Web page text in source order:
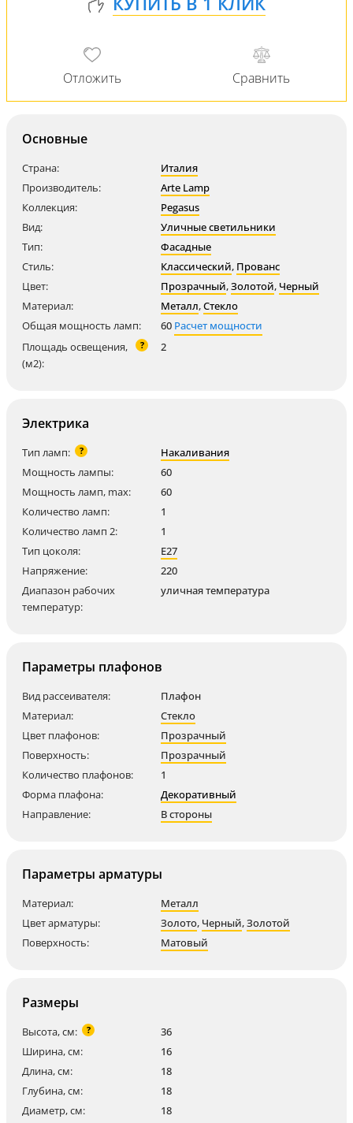
Основные
Страна:
Италия
Производитель:
Arte Lamp
Коллекция:
Pegasus
Вид:
Уличные светильники
Тип:
Фасадные
Стиль:
Классический, Прованс
Цвет:
Прозрачный,Золотой, Черный
Материал:
Металл,Стекло
Общая мощность ламп:
60 Расчет мощности
Площадь освещения,
(м2):
? 2
Электрика
Тип ламп: ?
Накаливания
Мощность лампы:
60
Мощность ламп, max:
60
Количество ламп:
1
Количество ламп 2:
1
Тип цоколя:
E27
Напряжение:
220
Диапазон рабочих
температур:
уличная температура
Параметры плафонов
Вид рассеивателя:
Плафон
Материал:
Стекло
Цвет плафонов:
Прозрачный
Поверхность:
Прозрачный
Количество плафонов:
1
Форма плафона:
Декоративный
Направление:
В стороны
Параметры арматуры
Материал:
Металл
Цвет арматуры:
Золото, Черный,Золотой
Поверхность:
Матовый
Размеры
Высота, см: ?
36
Ширина, см:
16
Длина, см:
18
Глубина, см:
18
Диаметр, см:
18